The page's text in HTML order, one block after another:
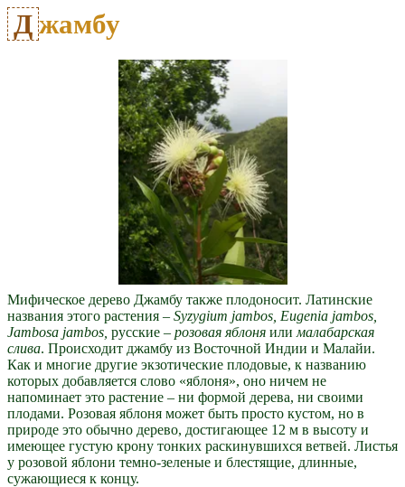
Джамбу
Мифическое дерево Джамбу также плодоносит. Латинские
названия этого растения – Syzygium jambos, Eugenia jambos,
Jambosa jambos, русские – розовая яблоня или малабарская
слива. Происходит джамбу из Восточной Индии и Малайи.
Как и многие другие экзотические плодовые, к названию
которых добавляется слово «яблоня», оно ничем не
напоминает это растение – ни формой дерева, ни своими
плодами. Розовая яблоня может быть просто кустом, но в
природе это обычно дерево, достигающее 12 м в высоту и
имеющее густую крону тонких раскинувшихся ветвей. Листья
у розовой яблони темно-зеленые и блестящие, длинные,
сужающиеся к концу.